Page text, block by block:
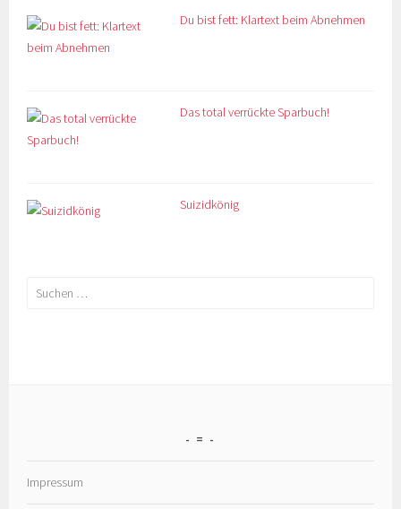
Du bist fett: Klartext beim Abnehmen
Das total verrückte Sparbuch!
Suizidkönig
Suchen
=
Impressum